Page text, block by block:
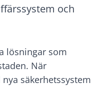
och
lösningar som
När
säkerhetssystem